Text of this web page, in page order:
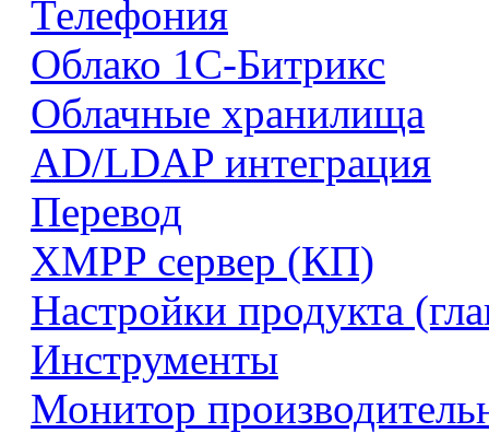
Телефония
Облако 1С-Битрикс
Облачные хранилища
AD/LDAP интеграция
Перевод
XMPP сервер (КП)
Настройки продукта
Инструменты
Монитор